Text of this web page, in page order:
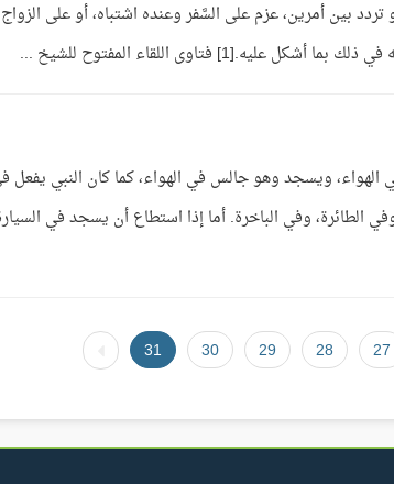
تردد بين أمرين، عزم على السَّفر وعنده اشتباه، أو على
فتاوى اللقاء المفتوح للشيخ ...
ويسجد وهو جالس في الهواء، كما كان النبي يفعل
الطائرة، وفي الباخرة. أما إذا استطاع أن يسجد في
27
28
29
30
31